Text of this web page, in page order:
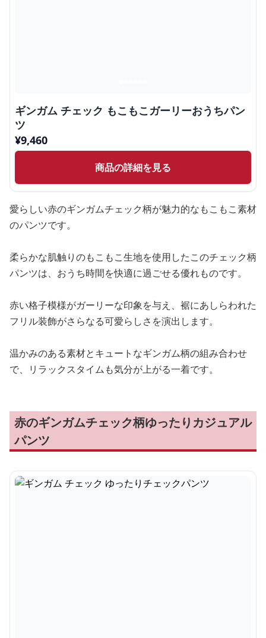
ギンガム チェック もこもこガーリーおうちパン
ツ
¥9,460
商品の詳細を見る
愛らしい赤のギンガムチェック柄が魅力的なもこもこ素材
のパンツです。
柔らかな肌触りのもこもこ生地を使用したこのチェック柄
パンツは、おうち時間を快適に過ごせる優れものです。
赤い格子模様がガーリーな印象を与え、裾にあしらわれた
フリル装飾がさらなる可愛らしさを演出します。
温かみのある素材とキュートなギンガム柄の組み合わせ
で、リラックスタイムも気分が上がる一着です。
赤のギンガムチェック柄ゆったりカジュアル
パンツ